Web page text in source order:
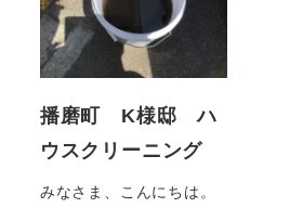
播磨町 K様邸 ハ
ウスクリーニング
みなさま、こんにちは。